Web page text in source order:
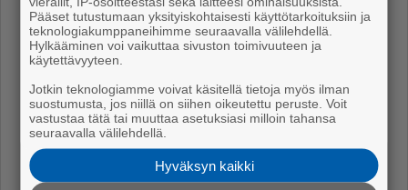
Pääset tutustumaan yksityiskohtaisesti käyttötarkoituksiin ja
teknologiakumppaneihimme seuraavalla välilehdellä.
Hylkääminen voi vaikuttaa sivuston toimivuuteen ja
käytettävyyteen.
Jotkin teknologiamme voivat käsitellä tietoja myös ilman
suostumusta, jos niillä on siihen oikeutettu peruste. Voit
vastustaa tätä tai muuttaa asetuksiasi milloin tahansa
seuraavalla välilehdellä.
Hyväksyn kaikki